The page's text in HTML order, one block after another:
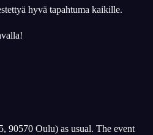
hyvä tapahtuma kaikille.
90570 Oulu) as usual. The event